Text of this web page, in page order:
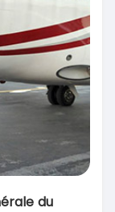
du